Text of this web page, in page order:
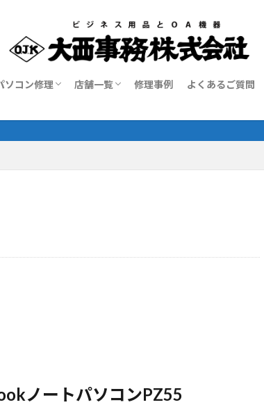
ソコン修理 店舗一覧 修理事例 よくあるご質問
ノートパソコンPZ55